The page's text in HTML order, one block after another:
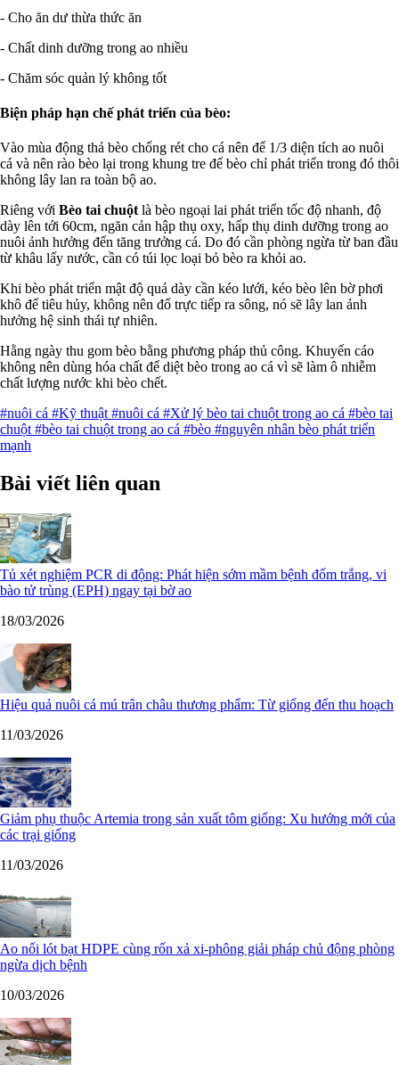
- Cho ăn dư thừa thức ăn
- Chất dinh dưỡng trong ao nhiều
- Chăm sóc quản lý không tốt
Biện pháp hạn chế phát triển của bèo:
Vào mùa động thả bèo chống rét cho cá nên để 1/3 diện tích ao nuôi
cá và nên rào bèo lại trong khung tre để bèo chỉ phát triển trong đó thôi
không lây lan ra toàn bộ ao.
Riêng với Bèo tai chuộtlà bèo ngoại lai phát triển tốc độ nhanh, độ
dày lên tới 60cm, ngăn cản hập thụ oxy, hấp thụ dinh dưỡng trong ao
nuôi ảnh hưởng đến tăng trưởng cá. Do đó cần phòng ngừa từ ban đầu
từ khâu lấy nước, cần có túi lọc loại bỏ bèo ra khỏi ao.
Khi bèo phát triển mật độ quá dày cần kéo lưới, kéo bèo lên bờ phơi
khô để tiêu hủy, không nên đổ trực tiếp ra sông, nó sẽ lây lan ảnh
hưởng hệ sinh thái tự nhiên.
Hằng ngày thu gom bèo bằng phương pháp thủ công. Khuyến cáo
không nên dùng hóa chất để diệt bèo trong ao cá vì sẽ làm ô nhiễm
chất lượng nước khi bèo chết.
#nuôi cá #Kỹ thuật#nuôi cá #Xử lý bèo tai chuột trong ao cá #bèo tai
chuột#bèo tai chuột trong ao cá #bèo #nguyên nhân bèo phát triển
mạnh
Bài viết liên quan
Tủ xét nghiệm PCR di động: Phát hiện sớm mầm bệnh đốm trắng, vi
bào tử trùng (EPH) ngay tại bờ ao
18/03/2026
Hiệu quả nuôi cá mú trân châu thương phẩm: Từ giống đến thu hoạch
11/03/2026
Giảm phụ thuộc Artemia trong sản xuất tôm giống: Xu hướng mới của
các trại giống
11/03/2026
Ao nổi lót bạt HDPE cùng rốn xả xi-phông giải pháp chủ động phòng
ngừa dịch bệnh
10/03/2026